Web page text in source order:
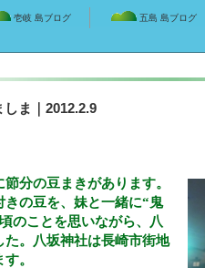
壱岐 島ブログ 五島 島ブログ
ま｜2012.2.9
分の豆まきがあります。
の豆を、妹と一緒に“鬼
のことを思いながら、八
。八坂神社は長崎市街地
。